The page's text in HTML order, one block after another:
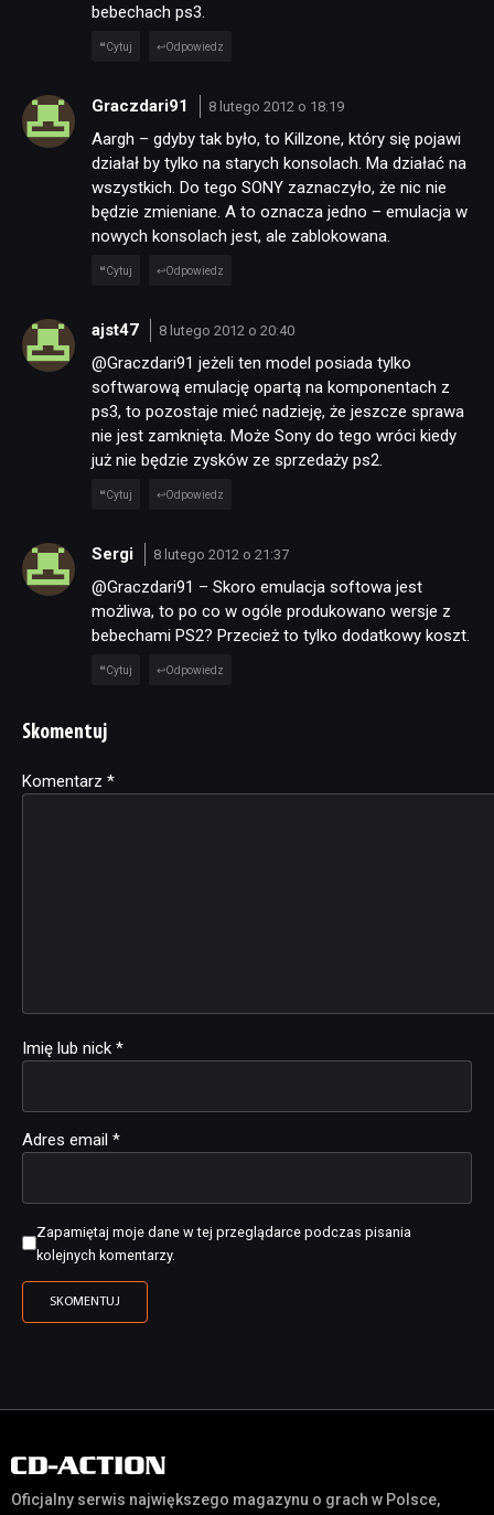
bebechach ps3.
Cytuj Odpowiedz
Graczdari91 8 lutego 2012 o 18:19
Aargh – gdyby tak było, to Killzone, który się pojawi
działał by tylko na starych konsolach. Ma działać na
wszystkich. Do tego SONY zaznaczyło, że nic nie
będzie zmieniane. A to oznacza jedno – emulacja w
nowych konsolach jest, ale zablokowana.
Cytuj Odpowiedz
ajst47 8 lutego 2012 o 20:40
@Graczdari91 jeżeli ten model posiada tylko
softwarową emulację opartą na komponentach z
ps3, to pozostaje mieć nadzieję, że jeszcze sprawa
nie jest zamknięta. Może Sony do tego wróci kiedy
już nie będzie zysków ze sprzedaży ps2.
Cytuj Odpowiedz
Sergi 8 lutego 2012 o 21:37
@Graczdari91 – Skoro emulacja softowa jest
możliwa, to po co w ogóle produkowano wersje z
bebechami PS2? Przecież to tylko dodatkowy koszt.
Cytuj Odpowiedz
Skomentuj
Komentarz *
Imię lub nick *
Adres email *
Zapamiętaj moje dane w tej przeglądarce podczas pisania
kolejnych komentarzy.
Alternative:
Oficjalny serwis największego magazynu o grach w Polsce,